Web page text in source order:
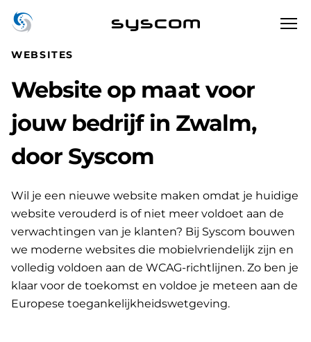
syscom
WEBSITES
Website op maat voor
jouw bedrijf in Zwalm,
door Syscom
Wil je een nieuwe website maken omdat je huidige
website verouderd is of niet meer voldoet aan de
verwachtingen van je klanten? Bij Syscom bouwen
we moderne websites die mobielvriendelijk zijn en
volledig voldoen aan de WCAG-richtlijnen. Zo ben je
klaar voor de toekomst en voldoe je meteen aan de
Europese toegankelijkheidswetgeving.